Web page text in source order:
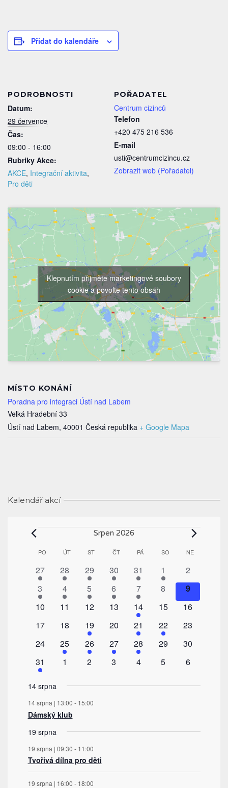
Přidat do kalendáře
PODROBNOSTI
Datum:
29 července
Čas:
09:00 - 16:00
Rubriky Akce:
AKCE, Integrační aktivita,
Pro děti
POŘADATEL
Centrum cizinců
Telefon
+420 475 216 536
E-mail
usti@centrumcizincu.cz
Zobrazit web (Pořadatel)
MÍSTO KONÁNÍ
Poradna pro integraci Ústí nad Labem
Velká Hradební 33
Ústí nad Labem, 40001 Česká republika + Google Mapa
Klepnutím přijměte marketingové soubory
cookie a povolte tento obsah
Kalendář akcí
Akce Srpen 2026
Kalendář
Akce
PO PONDĚLÍ
ÚTÚTERÝST STŘEDAČTČTVRTEK
PÁPÁTEK SO SOBOTA
NENEDĚLE
1
akce
27
1
akce
28
1
akce
29
1
akce
30
1
akce
31
1
akce
1
0
akce
2
1
akce
3
1
akce
4
1
akce
5
1
akce
6
1
akce
7
0
akce
8
0
akce
9
0
10
0
11
0
12
0
13
1
akce
14
0
15
0
16
0
17
0
18
2
akce
19
0
20
1
akce
21
1
akce
22
0
23
0
24
1
akce
25
1
akce
26
1
akce
27
1
akce
28
0
29
0
30
1
akce
31
0
1
0
2
0
3
0
4
0
5
0
6
14 srpna
14 srpna | 13:00 - 15:00
Dámský klub
19 srpna
19 srpna | 09:30 - 11:00
Tvořivá dílna pro děti
19 srpna | 16:00 - 18:00